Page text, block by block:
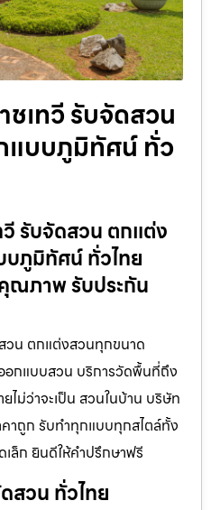
เทวี รับจัดสวน
แบบภูมิทัศน์ ทั่ว
รับจัดสวน ตกแต่ง
ภูมิทัศน์ ทั่วไทย
ณภาพ รับประกัน
วน ตกแต่งสวนทุกขนาด
กแบบสวน บริการวัดพื้นที่ถึง
ไม่ว่าจะเป็น สวนในบ้าน บริษัท
คาถูก รับทำทุกแบบทุกสไตล์ทั้ง
ล็ก ยินดีให้คำปรึกษาฟรี
สวน ทั่วไทย